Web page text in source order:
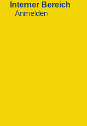
Interner Bereich
Anmelden